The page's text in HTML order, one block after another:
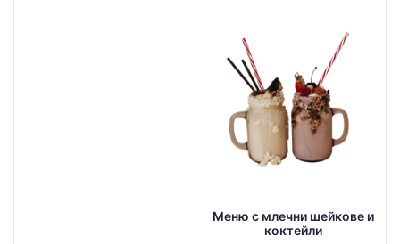
Меню с млечни шейкове и
коктейли